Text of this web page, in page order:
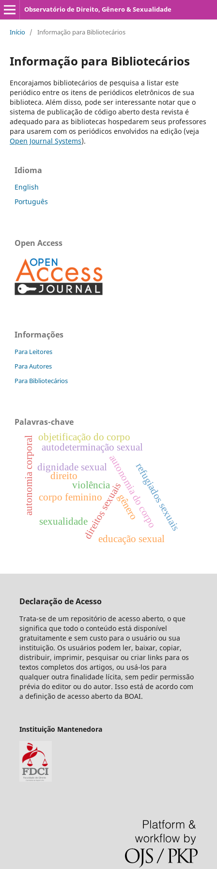
Observatório de Direito, Gênero & Sexualidade
Início / Informação para Bibliotecários
Informação para Bibliotecários
Encorajamos bibliotecários de pesquisa a listar este
periódico entre os itens de periódicos eletrônicos de sua
biblioteca. Além disso, pode ser interessante notar que o
sistema de publicação de código aberto desta revista é
adequado para as bibliotecas hospedarem seus professores
para usarem com os periódicos envolvidos na edição (veja
Open Journal Systems).
Idioma
English
Português
Open Access
Informações
Para Leitores
Para Autores
Para Bibliotecários
Palavras-chave
sexualidadedireitos sexuaisgênero
direito
autonomia corporal autonomia do corpo
autodeterminação sexual
violência refugiados sexuais
dignidade sexual
corpo feminino
objetificação do corpo
educação sexual
Declaração de Acesso
Trata-se de um repositório de acesso aberto, o que
significa que todo o conteúdo está disponível
gratuitamente e sem custo para o usuário ou sua
instituição. Os usuários podem ler, baixar, copiar,
distribuir, imprimir, pesquisar ou criar links para os
textos completos dos artigos, ou usá-los para
qualquer outra finalidade lícita, sem pedir permissão
prévia do editor ou do autor. Isso está de acordo com
a definição de acesso aberto da BOAI.
Instituição Mantenedora